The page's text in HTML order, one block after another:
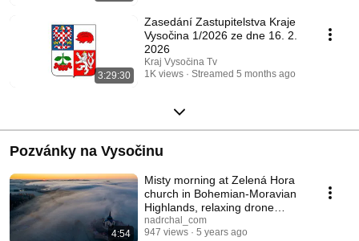
3:29:30
Zasedání Zastupitelstva Kraje
Vysočina 1/2026 ze dne 16. 2.
2026
Kraj Vysočina Tv
1K views
Streamed 5 months ago
Pozvánky na Vysočinu
4:54
Misty morning at Zelená Hora
church in Bohemian-Moravian
Highlands, relaxing drone
coverage in 4K
nadrchal_com
947 views
5 years ago